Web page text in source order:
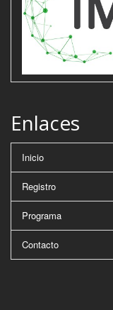
Enlaces
Inicio
Registro
Programa
Contacto